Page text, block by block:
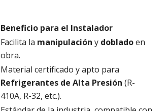
Beneficio para el Instalador
Facilita la manipulación y dobladoen
obra.
Material certificado y apto para
Refrigerantes de Alta Presión (R-
410A, R-32, etc.).